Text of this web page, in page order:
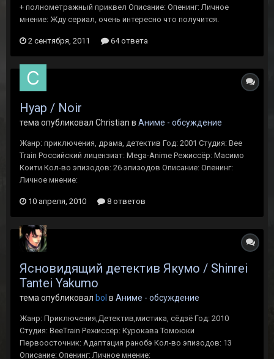
+ полнометражный приквел Описание: Опенинг: Личное
мнение: Жду сериал, очень интересно что получится.
2 сентября, 2011 64 ответа
Нуар / Noir
тема опубликовал Christian в Аниме - обсуждение
Жанр: приключения, драма, детектив Год: 2001 Студия: Bee
Train Российский лицензиат: Mega-Anime Режиссёр: Масимо
Коити Кол-во эпизодов: 26 эпизодов Описание: Опенинг:
Личное мнение:
10 апреля, 2010 8 ответов
Ясновидящий детектив Якумо / Shinrei
Tantei Yakumo
тема опубликовал bol в Аниме - обсуждение
Жанр: Приключения,Детектив,мистика, сёдзё Год: 2010
Студия: BeeTrain Режиссёр: Курокава Томоюки
Первоосточник: Адаптация ранобэ Кол-во эпизодов: 13
Описание: Опенинг: Личное мнение: